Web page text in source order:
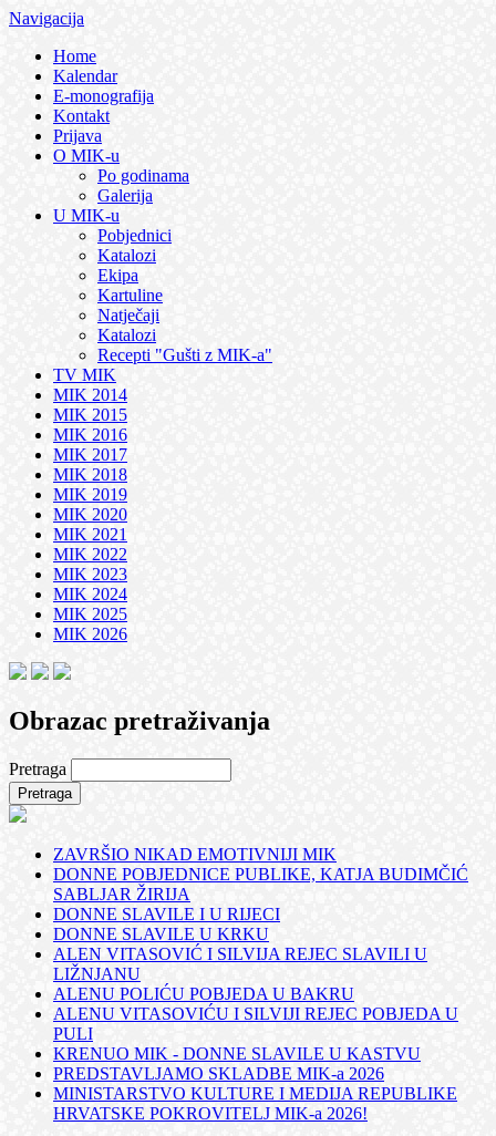
Navigacija
Home
Kalendar
E-monografija
Kontakt
Prijava
O MIK-u
Po godinama
Galerija
U MIK-u
Pobjednici
Katalozi
Ekipa
Kartuline
Natječaji
Katalozi
Recepti "Gušti z MIK-a"
TV MIK
MIK 2014
MIK 2015
MIK 2016
MIK 2017
MIK 2018
MIK 2019
MIK 2020
MIK 2021
MIK 2022
MIK 2023
MIK 2024
MIK 2025
MIK 2026
Obrazac pretraživanja
Pretraga
ZAVRŠIO NIKAD EMOTIVNIJI MIK
DONNE POBJEDNICE PUBLIKE, KATJA BUDIMČIĆ
SABLJAR ŽIRIJA
DONNE SLAVILE I U RIJECI
DONNE SLAVILE U KRKU
ALEN VITASOVIĆ I SILVIJA REJEC SLAVILI U
LIŽNJANU
ALENU POLIĆU POBJEDA U BAKRU
ALENU VITASOVIĆU I SILVIJI REJEC POBJEDA U
PULI
KRENUO MIK - DONNE SLAVILE U KASTVU
PREDSTAVLJAMO SKLADBE MIK-a 2026
MINISTARSTVO KULTURE I MEDIJA REPUBLIKE
HRVATSKE POKROVITELJ MIK-a 2026!